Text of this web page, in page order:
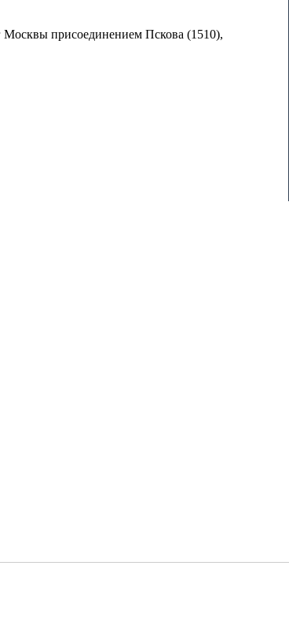
присоединением Пскова (1510),